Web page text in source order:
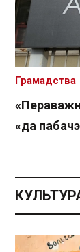
«да
Грамадства